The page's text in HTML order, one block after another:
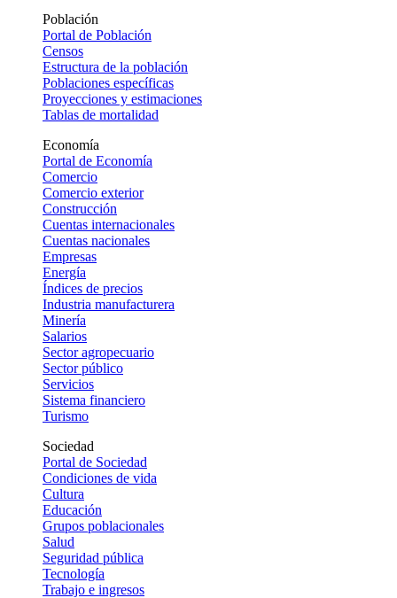
Población
Portal de Población
Censos
Estructura de la población
Poblaciones específicas
Proyecciones y estimaciones
Tablas de mortalidad
Economía
Portal de Economía
Comercio
Comercio exterior
Construcción
Cuentas internacionales
Cuentas nacionales
Empresas
Energía
Índices de precios
Industria manufacturera
Minería
Salarios
Sector agropecuario
Sector público
Servicios
Sistema financiero
Turismo
Sociedad
Portal de Sociedad
Condiciones de vida
Cultura
Educación
Grupos poblacionales
Salud
Seguridad pública
Tecnología
Trabajo e ingresos